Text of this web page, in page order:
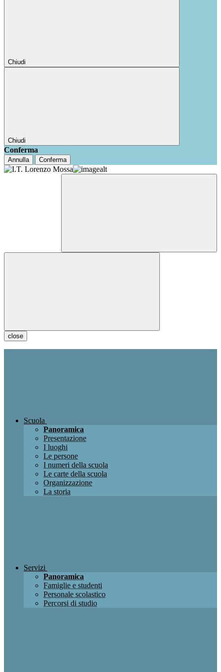
Chiudi
Chiudi
Conferma
Annulla Conferma
close
Scuola
Panoramica
Presentazione
I luoghi
Le persone
I numeri della scuola
Le carte della scuola
Organizzazione
La storia
Servizi
Panoramica
Famiglie e studenti
Personale scolastico
Percorsi di studio